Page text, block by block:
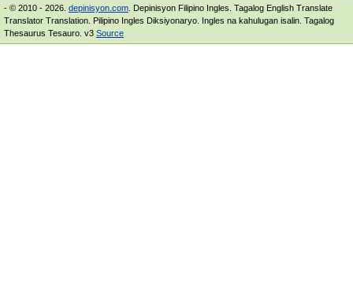
- © 2010 - 2026. depinisyon.com . Depinisyon Filipino Ingles. Tagalog English Translate
Translator Translation. Pilipino Ingles Diksiyonaryo. Ingles na kahulugan isalin. Tagalog
Thesaurus Tesauro. v3 Source